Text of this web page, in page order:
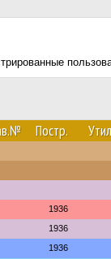
Постр.
1936
1936
1936